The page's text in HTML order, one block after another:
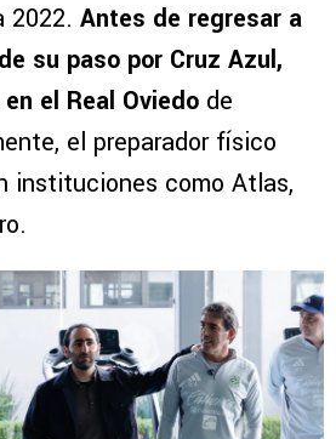
2022. Antes de regresar a
su paso por Cruz Azul,
el Real Oviedo de
el preparador físico
instituciones como Atlas,